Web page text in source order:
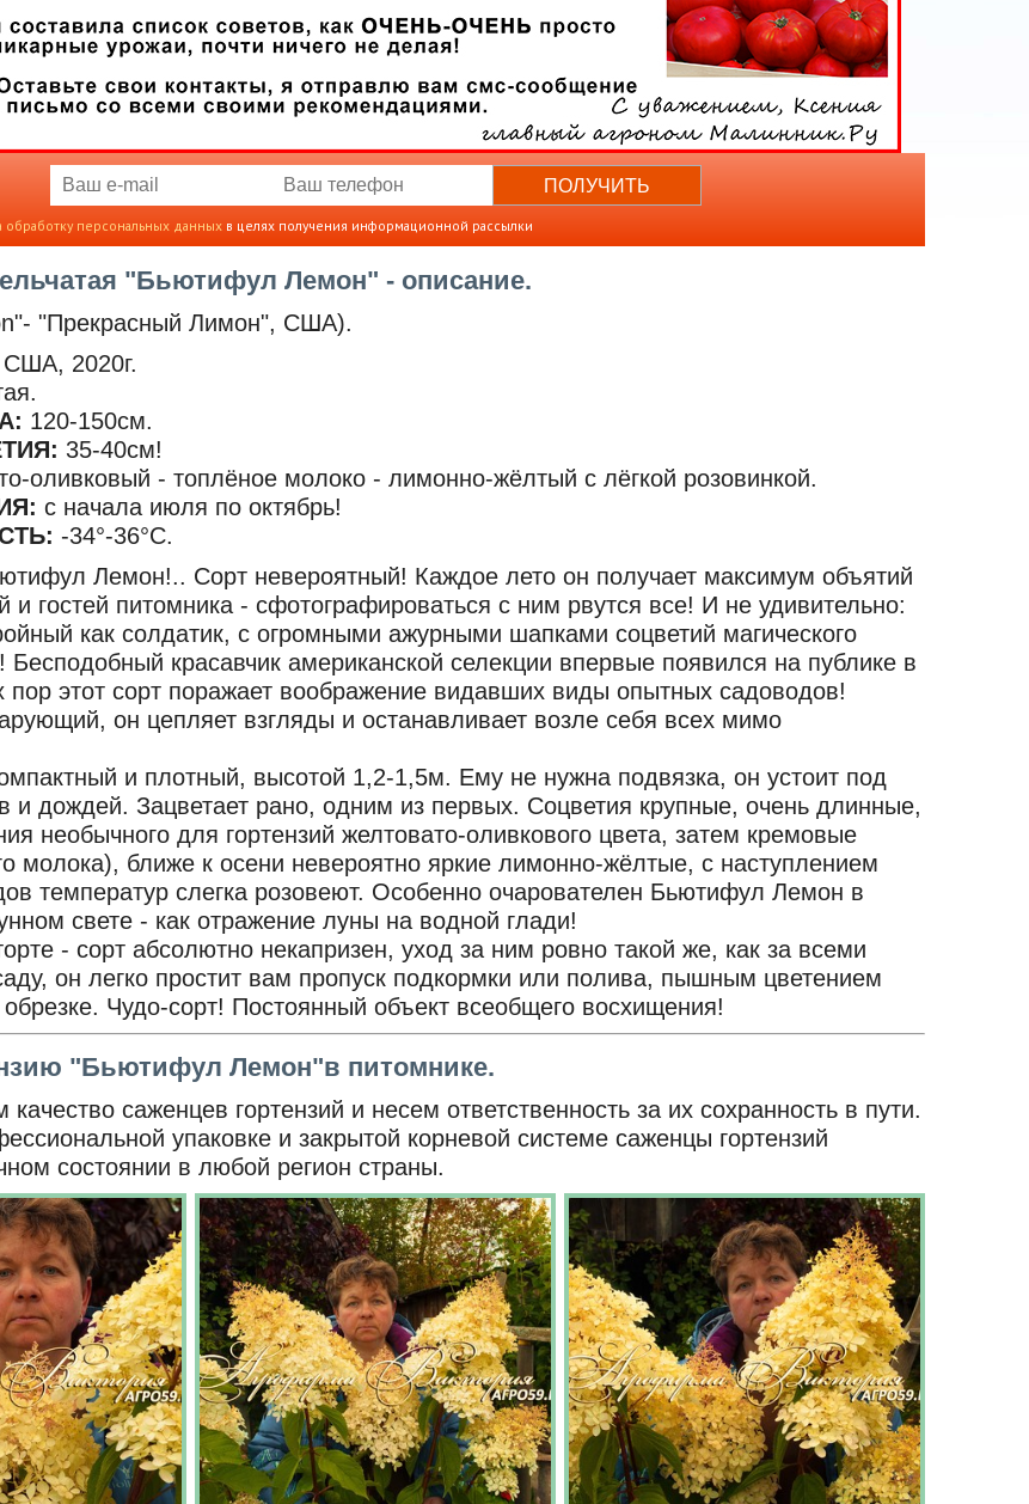
обработку персональных данных в целях получения информационной рассылки
"Бьютифул Лемон" - описание.
"Прекрасный Лимон", США).
США, 2020г.
120-150см.
35-40см!
оливковый - топлёное молоко - лимонно-жёлтый с лёгкой розовинкой.
с начала июля по октябрь!
-34°-36°С.
Лемон!.. Сорт невероятный! Каждое лето он получает максимум объятий
и гостей питомника - сфотографироваться с ним рвутся все! И не удивительно:
как солдатик, с огромными ажурными шапками соцветий магического
Бесподобный красавчик американской селекции впервые появился на публике в
пор этот сорт поражает воображение видавших виды опытных садоводов!
он цепляет взгляды и останавливает возле себя всех мимо
и плотный, высотой 1,2-1,5м. Ему не нужна подвязка, он устоит под
и дождей. Зацветает рано, одним из первых. Соцветия крупные, очень длинные,
необычного для гортензий желтовато-оливкового цвета, затем кремовые
молока), ближе к осени невероятно яркие лимонно-жёлтые, с наступлением
температур слегка розовеют. Особенно очарователен Бьютифул Лемон в
свете - как отражение луны на водной глади!
- сорт абсолютно некапризен, уход за ним ровно такой же, как за всеми
он легко простит вам пропуск подкормки или полива, пышным цветением
обрезке. Чудо-сорт! Постоянный объект всеобщего восхищения!
"Бьютифул Лемон"в питомнике.
саженцев гортензий и несем ответственность за их сохранность в пути.
упаковке и закрытой корневой системе саженцы гортензий
состоянии в любой регион страны.